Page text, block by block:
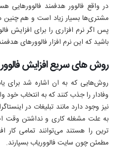
در واقع فالوور هدفمند
مشتری‌ها بسیار زیاد است و هم چنین
پس اگر نرم افزاری را برای افزایش
باشید که این نرم افزار فالوور‌های
روش های سریع افزایش فالوور
روش‌هایی که به ان اشاره شد برای
وفادار را جذب کنند که به انتخاب خود
نیز وجود دارد مانند تبلیغات در
به علت مشغله کاری و نداشتن وقت
ترین را هستند می‌توانند تمامی کار
مطمئن چون سایت فالووریاب بسپارند.